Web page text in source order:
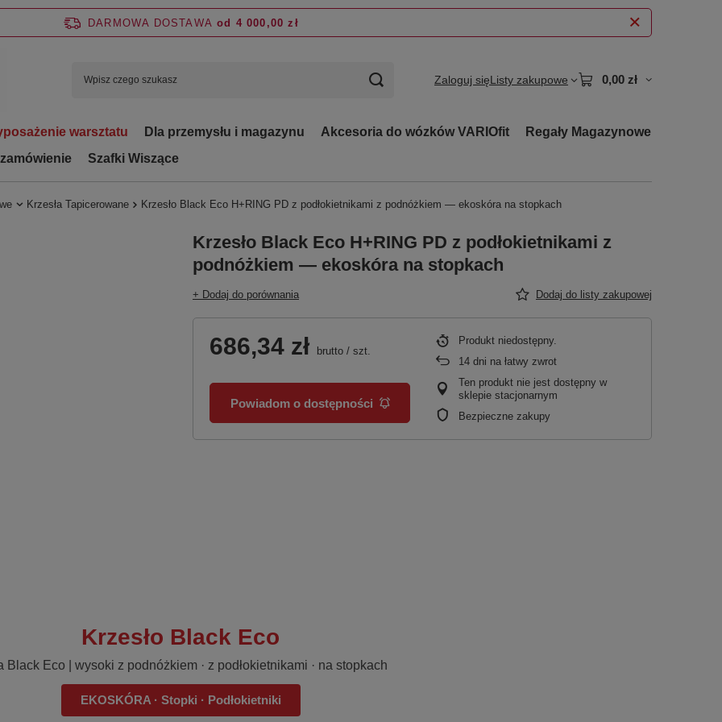
DARMOWA DOSTAWA od 4 000,00 zł
Zaloguj sięListy zakupowe 0,00 zł
warsztatu Dla przemysłu i magazynu Akcesoria do wózków VARIOfit
Regały Magazynowe
Szafki Wiszące
Krzesła Tapicerowane Krzesło Black Eco H+RING PD z podłokietnikami z podnóżkiem — ekoskóra na stopkach
Krzesło Black Eco H+RING PD z podłokietnikami z
podnóżkiem — ekoskóra na stopkach
+ Dodaj do porównania Dodaj do listy zakupowej
686,34 zł brutto / szt.
Powiadom o dostępności
Produkt niedostępny
14 dni na łatwy zwrot
Ten produkt nie jest dostępny w
sklepie stacjonarnym
Bezpieczne zakupy
Krzesło Black Eco
Black Eco | wysoki z podnóżkiem · z podłokietnikami · na stopkach
EKOSKÓRA · Stopki · Podłokietniki